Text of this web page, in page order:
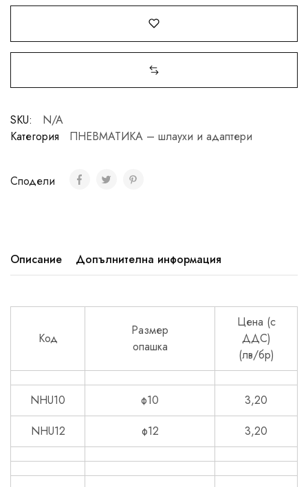
SKU:
N/A
Категория
ПНЕВМАТИКА – шлаухи и адаптери
Сподели
Описание Допълнителна информация
Код
Размер
опашка
Цена (с
ДДС)
(лв/бр)
NHU10 ф10
3,20
NHU12
ф12 3,20